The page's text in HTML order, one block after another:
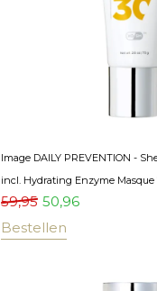
Image DAILY PREVENTION -
incl. Hydrating Enzyme Masque
59,95 50,96
Bestellen